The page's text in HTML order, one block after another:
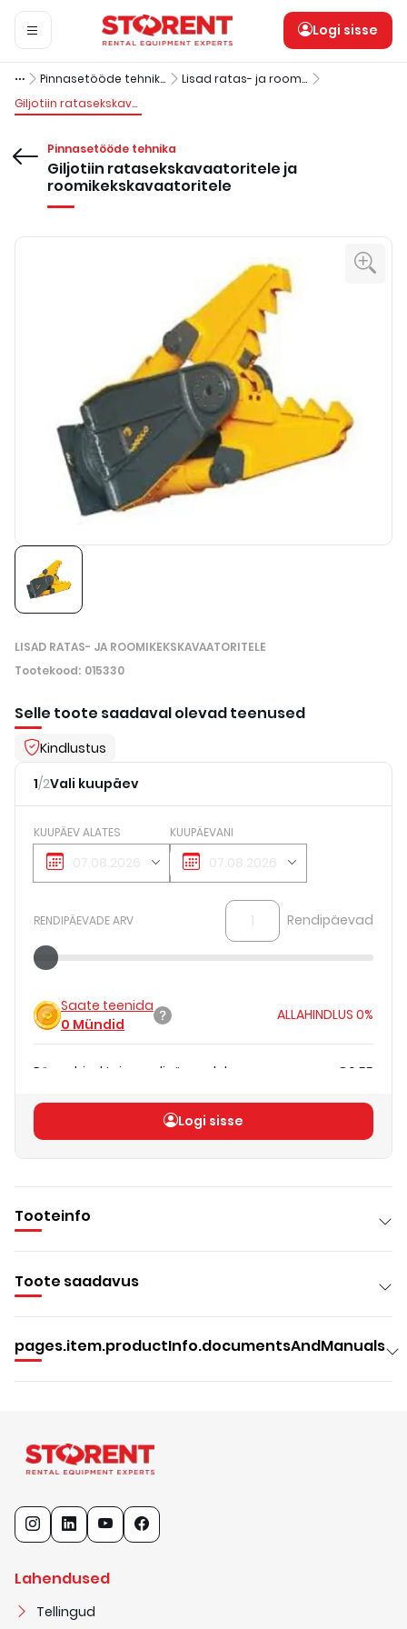
Logi sisse
Pinnasetööde tehnika
Lisad ratas- ja roomikekskavaatoritele
Giljotiin ratasekskavaatoritele ja roomikekskavaatoritele
Pinnasetööde tehnika
Giljotiin ratasekskavaatoritele ja
roomikekskavaatoritele
LISAD RATAS- JA ROOMIKEKSKAVAATORITELE
Tootekood: 015330
Selle toote saadaval olevad teenused
Kindlustus
1/2Vali kuupäev
KUUPÄEV ALATES KUUPÄEVANI
RENDIPÄEVADE ARV Rendipäevad
Saate teenida
0 Mündid
ALLAHINDLUS 0%
Päevahind teie rendipäevadele €0.55
ilma KM-ta)Logi sisse
Tooteinfo
Toote saadavus
pages.item.productInfo.documentsAndManuals
Lahendused
Tellingud